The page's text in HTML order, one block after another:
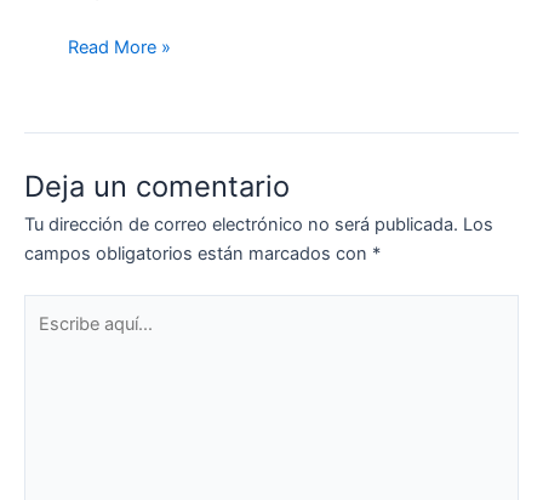
Read More »
Deja un comentario
Tu dirección de correo electrónico no será publicada. Los
campos obligatorios están marcados con *
aquí...